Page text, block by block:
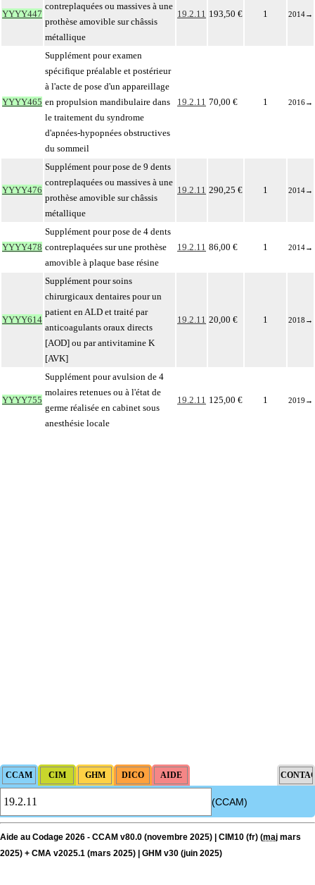
YYYY447
contreplaquées ou massives à une
prothèse amovible sur châssis
métallique
19.2.11 193,50 € 1 2014→
YYYY465
Supplément pour examen
spécifique préalable et postérieur
à l'acte de pose d'un appareillage
en propulsion mandibulaire dans
le traitement du syndrome
d'apnées-hypopnées obstructives
du sommeil
19.2.11 70,00 € 1 2016→
YYYY476
Supplément pour pose de 9 dents
contreplaquées ou massives à une
prothèse amovible sur châssis
métallique
19.2.11 290,25 € 1 2014→
YYYY478
Supplément pour pose de 4 dents
contreplaquées sur une prothèse
amovible à plaque base résine
19.2.11 86,00 € 1 2014→
YYYY614
Supplément pour soins
chirurgicaux dentaires pour un
patient en ALD et traité par
anticoagulants oraux directs
[AOD] ou par antivitamine K
[AVK]
19.2.11 20,00 € 1 2018 →
YYYY755
Supplément pour avulsion de 4
molaires retenues ou à l'état de
germe réalisée en cabinet sous
anesthésie locale
19.2.11 125,00 € 1 2019 →
(CCAM)
Aide au Codage 2026 - CCAM v80.0 (novembre 2025) | CIM10 (fr) (maj mars
2025) + CMA v2025.1 (mars 2025) | GHM v30 (juin 2025)